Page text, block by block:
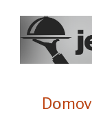
Domov